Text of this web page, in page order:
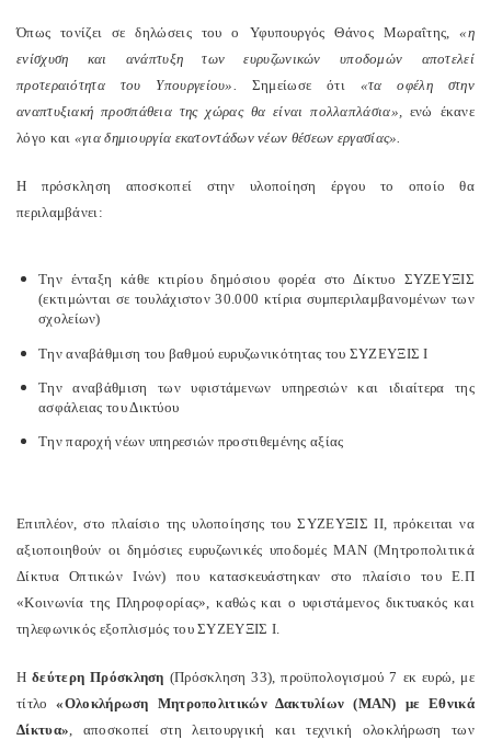
Όπως τονίζει σε δηλώσεις του ο Υφυπουργός Θάνος Μωραΐτης,«η
ενίσχυση και ανάπτυξη των ευρυζωνικών υποδομών αποτελεί
προτεραιότητα του Υπουργείου». Σημείωσε ότι«τα οφέλη στην
αναπτυξιακή προσπάθεια της χώρας θα είναι πολλαπλάσια», ενώ έκανε
λόγο και «για δημιουργία εκατοντάδων νέων θέσεων εργασίας».
Η πρόσκληση αποσκοπεί στην υλοποίηση έργου το οποίο θα
περιλαμβάνει:
Την ένταξη κάθε κτιρίου δημόσιου φορέα στο Δίκτυο ΣΥΖΕΥΞΙΣ
(εκτιμώνται σε τουλάχιστον 30.000 κτίρια συμπεριλαμβανομένων των
σχολείων)
Την αναβάθμιση του βαθμού ευρυζωνικότητας του ΣΥΖΕΥΞΙΣ Ι
Την αναβάθμιση των υφιστάμενων υπηρεσιών και ιδιαίτερα της
ασφάλειας του Δικτύου
Την παροχή νέων υπηρεσιών προστιθεμένης αξίας
Επιπλέον, στο πλαίσιο της υλοποίησης του ΣΥΖΕΥΞΙΣ ΙΙ, πρόκειται να
αξιοποιηθούν οι δημόσιες ευρυζωνικές υποδομές ΜΑΝ (Μητροπολιτικά
Δίκτυα Οπτικών Ινών) που κατασκευάστηκαν στο πλαίσιο του Ε.Π
«Κοινωνία της Πληροφορίας», καθώς και ο υφιστάμενος δικτυακός και
τηλεφωνικός εξοπλισμός του ΣΥΖΕΥΞΙΣ Ι.
Ηδεύτερη Πρόσκληση (Πρόσκληση 33), προϋπολογισμού 7 εκ ευρώ, με
τίτλο«Ολοκλήρωση Μητροπολιτικών Δακτυλίων (ΜΑΝ) με Εθνικά
Δίκτυα» , αποσκοπεί στη λειτουργική και τεχνική ολοκλήρωση των